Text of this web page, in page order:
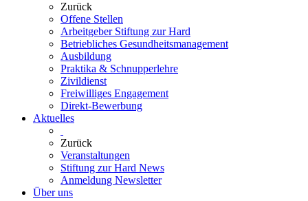
Zurück
Offene Stellen
Arbeitgeber Stiftung zur Hard
Betriebliches Gesundheitsmanagement
Ausbildung
Praktika & Schnupperlehre
Zivildienst
Freiwilliges Engagement
Direkt-Bewerbung
Aktuelles
Zurück
Veranstaltungen
Stiftung zur Hard News
Anmeldung Newsletter
Über uns